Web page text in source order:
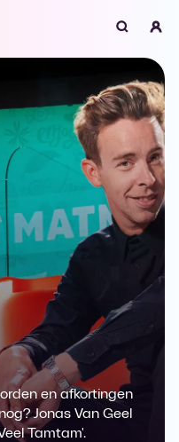
gaat ontdekken,
of hieronder één
browsers
Download
Download
Download
Download
Download
en afkortingen
Jonas Van Geel
Tamtam'.